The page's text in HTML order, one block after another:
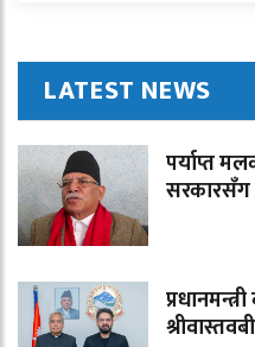
LATEST NEWS
पर्याप्त
सरकारसँग